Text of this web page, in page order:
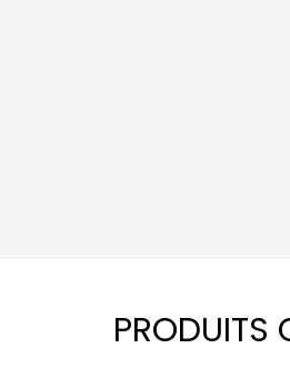
PRODUITS